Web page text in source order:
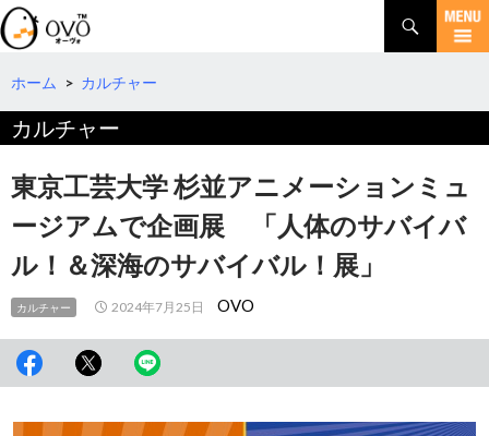
検
索
コ
テ
ツ
へ
移
動
ホーム > カルチャー
カルチャー
東京工芸大学 杉並アニメーションミュ
ージアムで企画展 「人体のサバイバ
ル！＆深海のサバイバル！展」
カルチャー 2024年7月25日 OVO